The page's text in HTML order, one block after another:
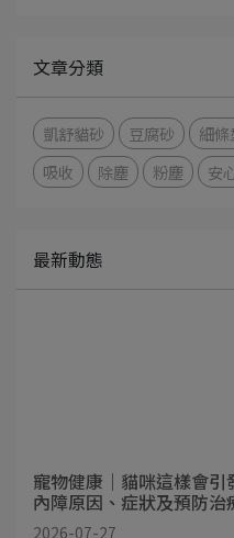
文章分類
凱舒貓砂 豆腐砂 細
吸收
除塵 粉塵 安
最新動態
寵物健康｜貓咪這樣會
內障原因、症狀及預防治
2026-07-27